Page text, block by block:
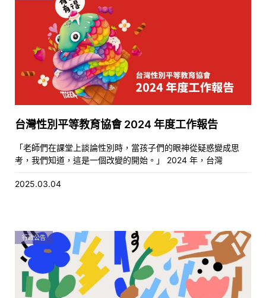
台灣性別平等教育協會 2024 年度工作報告
「老師們在課堂上談論性別時，當孩子們的眼神從疑惑變成思
考，我們知道，這是一個改變的開始。」 2024 年，台灣
2025.03.04
行政公告